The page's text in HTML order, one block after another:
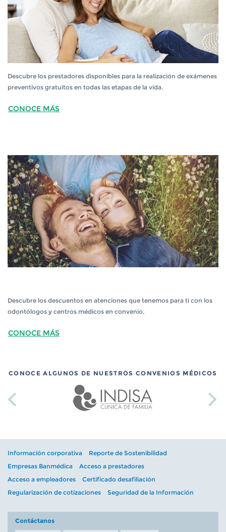
Descubre los prestadores disponibles para la realización de exámenes
preventivos gratuitos en todas las etapas de la vida.
CONOCE MÁS
Descubre los descuentos en atenciones que tenemos para ti con los
odontólogos y centros médicos en convenio.
CONOCE MÁS
CONOCE ALGUNOS DE NUESTROS CONVENIOS MÉDICOS
Información corporativa
Reporte de Sostenibilidad
Empresas Banmédica
Acceso a prestadores
Acceso a empleadores
Certificado desafiliación
Regularización de cotizaciones
Seguridad de la Información
Contáctanos